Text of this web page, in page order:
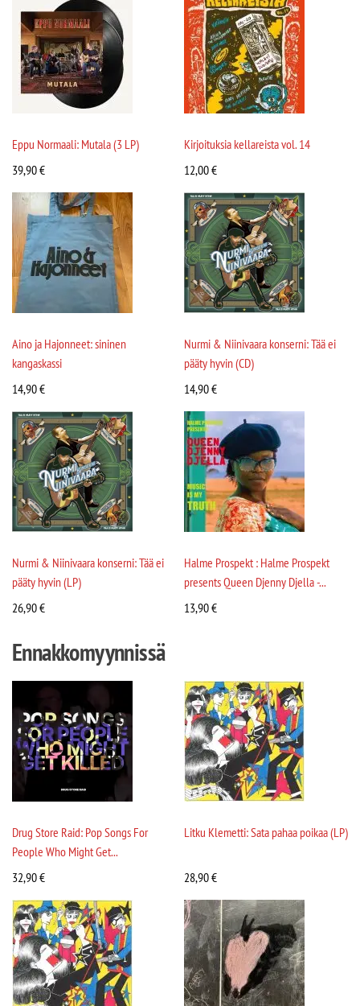
Eppu Normaali: Mutala (3 LP)
39,90€
Kirjoituksia kellareista vol. 14
12,00€
Aino ja Hajonneet: sininen
kangaskassi
14,90€
Nurmi & Niinivaara konserni: Tää ei
pääty hyvin (CD)
14,90€
Nurmi & Niinivaara konserni: Tää ei
pääty hyvin (LP)
26,90€
Halme Prospekt : Halme Prospekt
presents Queen Djenny Djella -...
13,90€
Ennakkomyynnissä
Drug Store Raid: Pop Songs For
People Who Might Get...
32,90€
Litku Klemetti: Sata pahaa poikaa (LP)
28,90€